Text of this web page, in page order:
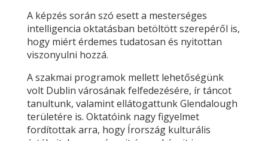
A képzés során szó esett a mesterséges
intelligencia oktatásban betöltött szerepéről is,
hogy miért érdemes tudatosan és nyitottan
viszonyulni hozzá.
A szakmai programok mellett lehetőségünk
volt Dublin városának felfedezésére, ír táncot
tanultunk, valamint ellátogattunk Glendalough
területére is. Oktatóink nagy figyelmet
fordítottak arra, hogy Írország kulturális